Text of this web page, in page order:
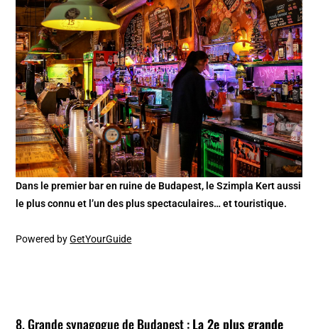
Dans le premier bar en ruine de Budapest, le Szimpla Kert aussi
le plus connu et l’un des plus spectaculaires… et touristique.
Powered byGetYourGuide
8.Grande synagogue de Budapest:La 2e plus grande